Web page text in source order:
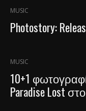
MUSIC
Photostory:
MUSIC
10+1
Paradise Lost